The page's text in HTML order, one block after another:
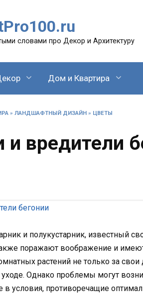
словами про Декор и Архитектуру
Дом и Квартира
» ЛАНДШАФТНЫЙ ДИЗАЙН » ЦВЕТЫ
и вредители
и полукустарник, известный
поражают воображение и
растений не только за
уходе. Однако проблемы могут
в условия, противоречащие